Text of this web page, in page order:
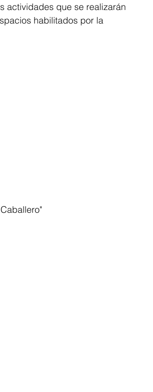
actividades que se realizarán
habilitados por la